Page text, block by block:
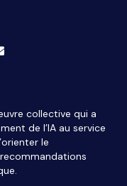
collective qui a
de l’IA au service
le